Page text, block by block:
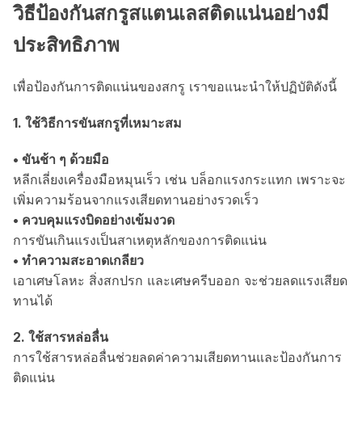
วิธีป้องกันสกรูสแตนเลสติดแน่นอย่างมี
ประสิทธิภาพ
เพื่อป้องกันการติดแน่นของสกรู เราขอแนะนำให้ปฏิบัติดังนี้
1. ใช้วิธีการขันสกรูที่เหมาะสม
• ขันช้า ๆ ด้วยมือ
หลีกเลี่ยงเครื่องมือหมุนเร็ว เช่น บล็อกแรงกระแทก เพราะจะ
เพิ่มความร้อนจากแรงเสียดทานอย่างรวดเร็ว
• ควบคุมแรงบิดอย่างเข้มงวด
การขันเกินแรงเป็นสาเหตุหลักของการติดแน่น
• ทำความสะอาดเกลียว
เอาเศษโลหะ สิ่งสกปรก และเศษครีบออก จะช่วยลดแรงเสียด
ทานได้
2. ใช้สารหล่อลื่น
การใช้สารหล่อลื่นช่วยลดค่าความเสียดทานและป้องกันการ
ติดแน่น